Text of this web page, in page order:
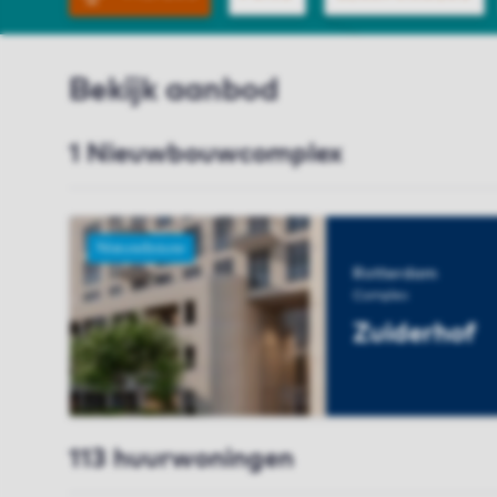
Bekijk aanbod
1 Nieuwbouwcomplex
Nieuwbouw
Zuiderhof
Rotterdam
Complex
113 huurwoningen